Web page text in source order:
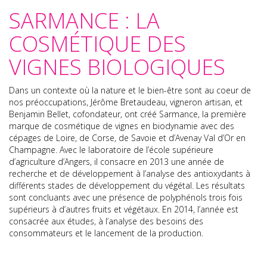
SARMANCE : LA
COSMÉTIQUE DES
VIGNES BIOLOGIQUES
Dans un contexte où la nature et le bien-être sont au coeur de
nos préoccupations, Jérôme Bretaudeau, vigneron artisan, et
Benjamin Bellet, cofondateur, ont créé Sarmance, la première
marque de cosmétique de vignes en biodynamie avec des
cépages de Loire, de Corse, de Savoie et d’Avenay Val d’Or en
Champagne. Avec le laboratoire de l’école supérieure
d’agriculture d’Angers, il consacre en 2013 une année de
recherche et de développement à l’analyse des antioxydants à
différents stades de développement du végétal. Les résultats
sont concluants avec une présence de polyphénols trois fois
supérieurs à d’autres fruits et végétaux. En 2014, l’année est
consacrée aux études, à l’analyse des besoins des
consommateurs et le lancement de la production.